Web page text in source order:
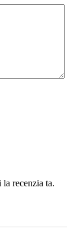
recenzia ta.